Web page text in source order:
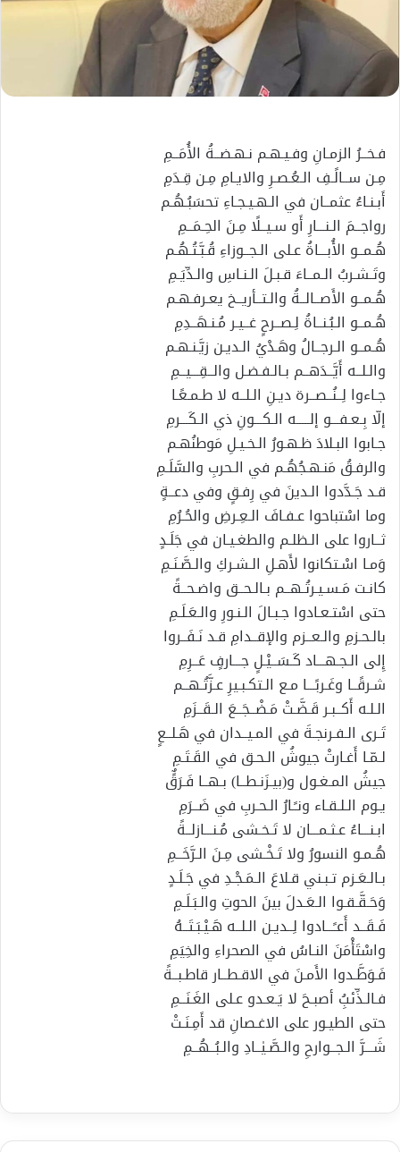
فـخــرُ الزمـانِ وفـيـهـم نـهـضــةُ الأُمَــمِ
مِـن ســالًـفِ الـعُـصـرِ والايـامِ مِـن قِـدَمِ
أَبـنـاءُ عثمــان في الـهـيـجـاءِ تحسَبُـهُـم
رواجــمَ الـنـــارِ أَو سـيــلًا مِـنَ الحِـمَــمِ
هُـمــو الأُبـــاةُ عـلى الـجــوزاءِ قُـبَّـتُـهُـم
وتَـشـربُ الـمــاءَ قـبـلَ الـنـاسِ والـدِّيَـمِ
هُـمــو الأَصــالــةُ والـتــأريــخ يعـرفـهـم
هُـمــو الـبُـنــاةُ لِـصــرحٍ غــيـر مُـنـهَــدِمِ
هُـمــو الـرجــالُ وهَـدْيُ الـديـن زيَّـنـهـم
والـلــه أَيَّــدَهــم بـالـفـضـل والــقِـــيــمِ
جـاءوا لِــنُــصــرة ديـنِ الـلــه لا طـمـعًـا
إلّا بِـعـفـــو إلـــــه الـكـــونِ ذي الـكَـــرمِ
جـابوا البـلادَ ظـهـورُ الـخـيـلِ مَوطنُهـم
والرفـقُ مَنـهـجُهُـم في الـحربِ والسَّلَـمِ
قـد جَـدَّدوا الـدينَ في رِفـقٍ وفي دعــةٍ
وما اسْتباحوا عـفـافَ الـعِـرضِ والحُـرُمِ
ثــاروا على الـظلـم والطغـيـان في جَلَـدٍ
وَمـا اسْـتكانوا لأَهـلِ الـشـركِ والـصَّـنَـمِ
كانـت مَـسـيـرتُـهــم بـالـحــق واضـحــةً
حتى اسْتـعـادوا جـبـالَ الـنـورِ والـعَـلَـمِ
بالـحـزمِ والـعــزم والإقــدامِ قـد نَـفَــروا
إِلى الـجـهـــاد كَـسَــيْـلٍ جـــارفٍ عَــرِمِ
شـرقًــا وغَـربًـــا مـع الـتكـبـيرِ عـزَّتُـهــم
الـلـه أَكــبـر قَـضَّـتْ مَـضْــجَــعَ الـقَــزَمِ
تَـرى الـفـرنجـةَ في المـيــدان في هَـلــعٍ
لـمّـا أَغـارتْ جيوشُ الـحـق في القَـتَـمِ
جيشُ المـغـول و(بيـزَنـطــا) بـهــا فَـرَقًٌ
يـوم الـلـقـاء ونـًـارُ الـحـربِ في ضَــرَمِ
ابـنـــاءُ عـثـمـــان لا تَـخـشى مُـنـــازلــةً
هُـمـو النسورُ ولا تَـخْـشى مِـنَ الـرَّخَــمِ
بـالـعَـزم تـبـني قـلاعَ الـمَـجْـدِ في جَـلَـدٍ
وَحَـقَّـقـوا الـعَـدلَ بينَ الحوتِ والـبَـلَـمِ
فَـقَــد أَعـًـــادوا لِــديـن الـلــه هَـيْـبَـتَــهُ
واسْتَأْمَنَ النـاسُ في الصحراءِ والخِيَمِ
فَـوَطَّـدوا الأَمـنَ في الاقـطــار قاطـبــةً
فـالـذِّئبُِ أصبـحَ لا يَـعـدو عـلى الغَـنَــمِ
حتى الطيـور على الاغـصانِ قد أَمِـنَـتْ
شَـــرَّ الـجــوارحِ والـصَّـيٰــادِ والـبُــهُــمِ